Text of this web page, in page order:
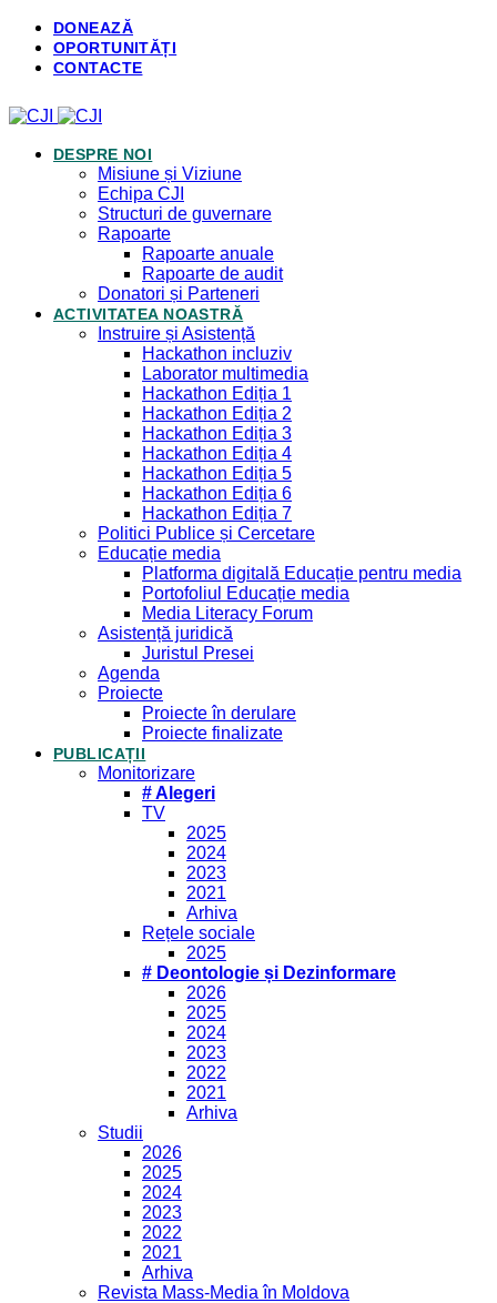
DONEAZĂ
OPORTUNITĂȚI
CONTACTE
DESPRE NOI
Misiune și Viziune
Echipa CJI
Structuri de guvernare
Rapoarte
Rapoarte anuale
Rapoarte de audit
Donatori și Parteneri
ACTIVITATEA NOASTRĂ
Instruire și Asistență
Hackathon incluziv
Laborator multimedia
Hackathon Ediția 1
Hackathon Ediția 2
Hackathon Ediția 3
Hackathon Ediția 4
Hackathon Ediția 5
Hackathon Ediția 6
Hackathon Ediția 7
Politici Publice și Cercetare
Educație media
Platforma digitală Educație pentru media
Portofoliul Educație media
Media Literacy Forum
Asistență juridică
Juristul Presei
Agenda
Proiecte
Proiecte în derulare
Proiecte finalizate
PUBLICAȚII
Monitorizare
# Alegeri
TV
2025
2024
2023
2021
Arhiva
Rețele sociale
2025
# Deontologie și Dezinformare
2026
2025
2024
2023
2022
2021
Arhiva
Studii
2026
2025
2024
2023
2022
2021
Arhiva
Revista Mass-Media în Moldova